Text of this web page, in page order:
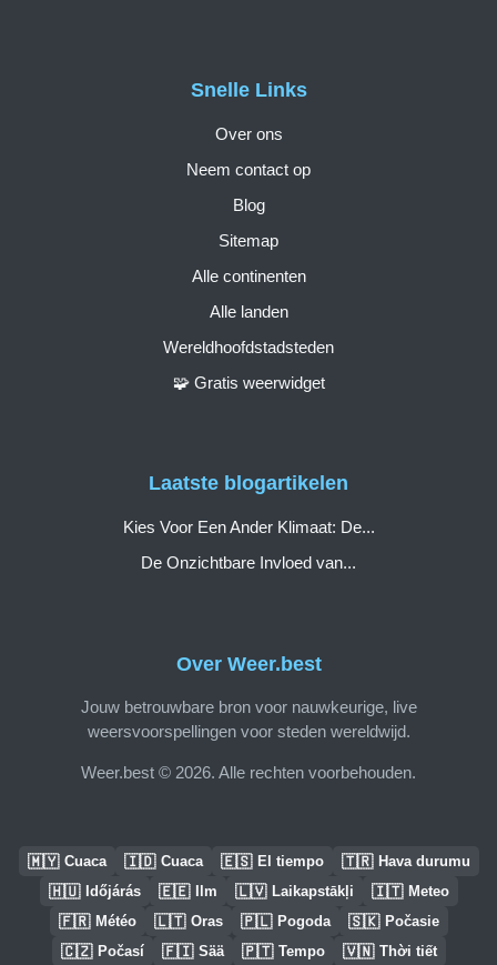
Over Weer.best
Jouw betrouwbare bron voor nauwkeurige, live
weersvoorspellingen voor steden wereldwijd.
Weer.best © 2026. Alle rechten voorbehouden.
Snelle Links
Over ons
Neem contact op
Blog
Sitemap
Alle continenten
Alle landen
Wereldhoofdstadsteden
🧩 Gratis weerwidget
Laatste blogartikelen
Kies Voor Een Ander Klimaat: De...
De Onzichtbare Invloed van...
🇲🇾 Cuaca 🇮🇩 Cuaca 🇪🇸 El tiempo 🇹🇷 Hava durumu
🇭🇺 Időjárás 🇪🇪 Ilm 🇱🇻 Laikapstākļi 🇮🇹 Meteo
🇫🇷 Météo 🇱🇹 Oras 🇵🇱 Pogoda 🇸🇰 Počasie
🇨🇿 Počasí 🇫🇮 Sää 🇵🇹 Tempo 🇻🇳 Thời tiết